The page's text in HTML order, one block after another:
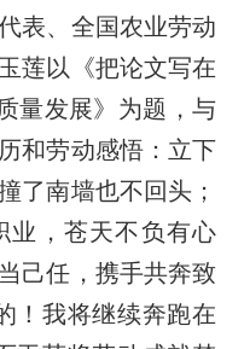
、全国农业劳动
莲以《把论文写在
量发展》为题，与
和劳动感悟：立下
了南墙也不回头；
业，苍天不负有心
己任，携手共奔致
！我将继续奔跑在